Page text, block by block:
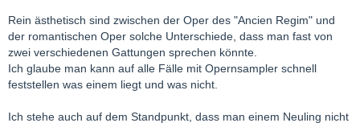
Rein ästhetisch sind zwischen der Oper des "Ancien Regim" und
der romantischen Oper solche Unterschiede, dass man fast von
zwei verschiedenen Gattungen sprechen könnte.
Ich glaube man kann auf alle Fälle mit Opernsampler schnell
feststellen was einem liegt und was nicht.
Ich stehe auch auf dem Standpunkt, dass man einem Neuling nicht